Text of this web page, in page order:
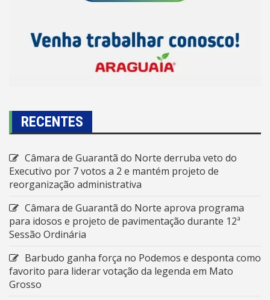
RECENTES
Câmara de Guarantã do Norte derruba veto do
Executivo por 7 votos a 2 e mantém projeto de
reorganização administrativa
Câmara de Guarantã do Norte aprova programa
para idosos e projeto de pavimentação durante 12ª
Sessão Ordinária
Barbudo ganha força no Podemos e desponta como
favorito para liderar votação da legenda em Mato
Grosso